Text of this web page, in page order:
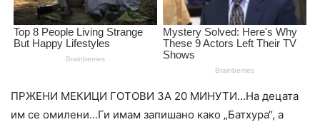
ПРЖЕНИ МЕКИЦИ ГОТОВИ ЗА 20 МИНУТИ…На децата
им се омилени…Ги имам запишано како „Батхура“, а